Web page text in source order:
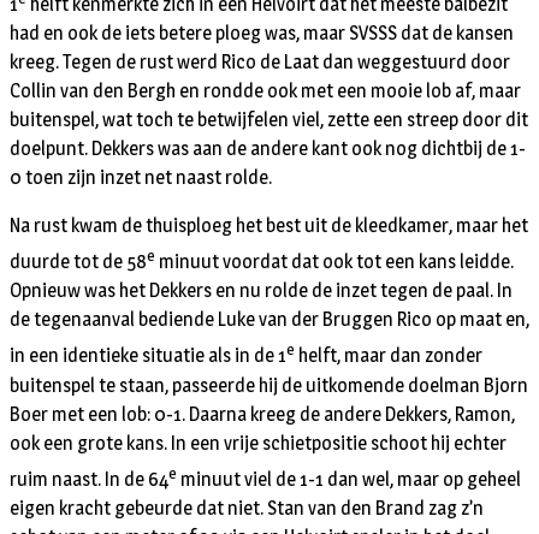
had en ook de iets betere ploeg was, maar SVSSS dat de kansen
kreeg. Tegen de rust werd Rico de Laat dan weggestuurd door
Collin van den Bergh en rondde ook met een mooie lob af, maar
buitenspel, wat toch te betwijfelen viel, zette een streep door dit
doelpunt. Dekkers was aan de andere kant ook nog dichtbij de 1-
0 toen zijn inzet net naast rolde.
Na rust kwam de thuisploeg het best uit de kleedkamer, maar het
duurde tot de 58e minuut voordat dat ook tot een kans leidde.
Opnieuw was het Dekkers en nu rolde de inzet tegen de paal. In
de tegenaanval bediende Luke van der Bruggen Rico op maat en,
in een identieke situatie als in de 1e helft, maar dan zonder
buitenspel te staan, passeerde hij de uitkomende doelman Bjorn
Boer met een lob: 0-1. Daarna kreeg de andere Dekkers, Ramon,
ook een grote kans. In een vrije schietpositie schoot hij echter
ruim naast. In de 64e minuut viel de 1-1 dan wel, maar op geheel
eigen kracht gebeurde dat niet. Stan van den Brand zag z’n